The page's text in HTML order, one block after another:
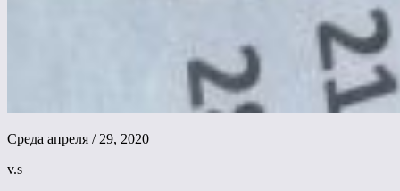
Среда апреля / 29, 2020
v.s